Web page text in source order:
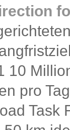
10
pro
Task